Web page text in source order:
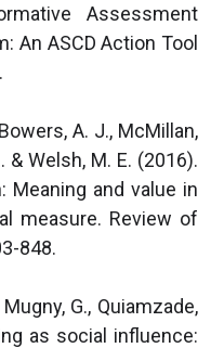
Assessment
An ASCD Action Tool
A. J., McMillan,
& Welsh, M. E. (2016).
Meaning and value in
measure. Review of
848.
G., Quiamzade,
as social influence: